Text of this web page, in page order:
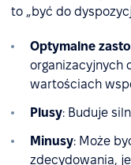
to „być do
Optymalne
organizacyjnych
wartościach
Plusy: Buduje
Minusy: Może
zdecydowania,